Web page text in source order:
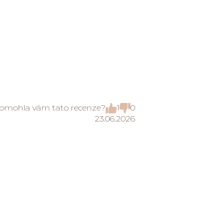
vám tato recenze?
1 0
23.06.2026